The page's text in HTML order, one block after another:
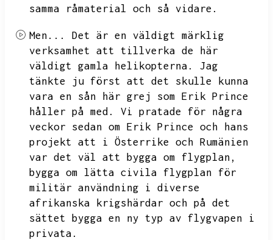
samma råmaterial och så vidare.
Men...
Det är en väldigt märklig
verksamhet att tillverka de här
väldigt gamla helikopterna.
Jag
tänkte ju först att det skulle kunna
vara en sån här grej som Erik Prince
håller på med.
Vi pratade för några
veckor sedan om Erik Prince och hans
projekt att i Österrike och Rumänien
var det väl att bygga om flygplan,
bygga om lätta civila flygplan för
militär användning i diverse
afrikanska krigshärdar och på det
sättet bygga en ny typ av flygvapen i
privata.